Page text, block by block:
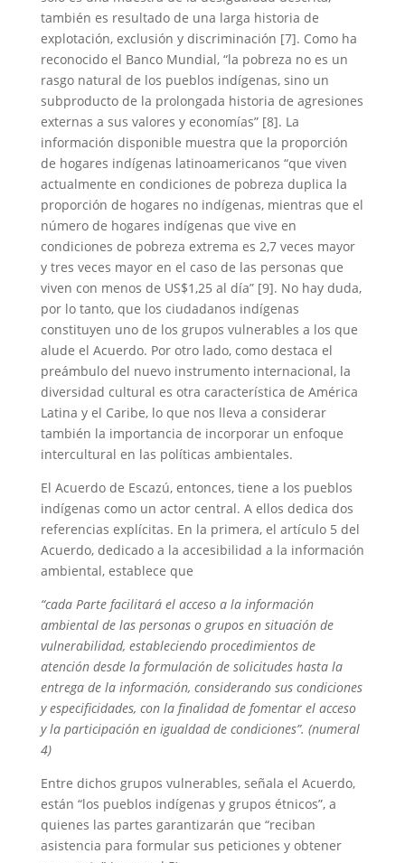
también es resultado de una larga historia de
explotación, exclusión y discriminación [7]. Como ha
reconocido el Banco Mundial, “la pobreza no es un
rasgo natural de los pueblos indígenas, sino un
subproducto de la prolongada historia de agresiones
externas a sus valores y economías” [8]. La
información disponible muestra que la proporción
de hogares indígenas latinoamericanos “que viven
actualmente en condiciones de pobreza duplica la
proporción de hogares no indígenas, mientras que el
número de hogares indígenas que vive en
condiciones de pobreza extrema es 2,7 veces mayor
y tres veces mayor en el caso de las personas que
viven con menos de US$1,25 al día” [9]. No hay duda,
por lo tanto, que los ciudadanos indígenas
constituyen uno de los grupos vulnerables a los que
alude el Acuerdo. Por otro lado, como destaca el
preámbulo del nuevo instrumento internacional, la
diversidad cultural es otra característica de América
Latina y el Caribe, lo que nos lleva a considerar
también la importancia de incorporar un enfoque
intercultural en las políticas ambientales.
El Acuerdo de Escazú, entonces, tiene a los pueblos
indígenas como un actor central. A ellos dedica dos
referencias explícitas. En la primera, el artículo 5 del
Acuerdo, dedicado a la accesibilidad a la información
ambiental, establece que
“cada Parte facilitará el acceso a la información
ambiental de las personas o grupos en situación de
vulnerabilidad, estableciendo procedimientos de
atención desde la formulación de solicitudes hasta la
entrega de la información, considerando sus condiciones
y especificidades, con la finalidad de fomentar el acceso
y la participación en igualdad de condiciones”. (numeral
4)
Entre dichos grupos vulnerables, señala el Acuerdo,
están “los pueblos indígenas y grupos étnicos”, a
quienes las partes garantizarán que “reciban
asistencia para formular sus peticiones y obtener